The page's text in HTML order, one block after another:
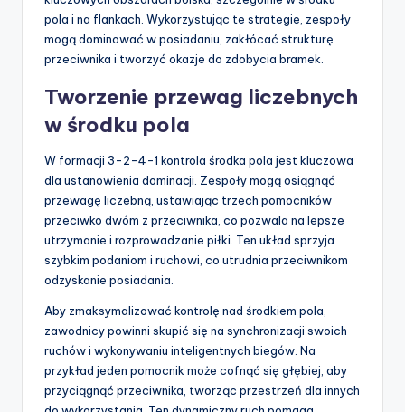
pola i na flankach. Wykorzystując te strategie, zespoły
mogą dominować w posiadaniu, zakłócać strukturę
przeciwnika i tworzyć okazje do zdobycia bramek.
Tworzenie przewag liczebnych
w środku pola
W formacji 3-2-4-1 kontrola środka pola jest kluczowa
dla ustanowienia dominacji. Zespoły mogą osiągnąć
przewagę liczebną, ustawiając trzech pomocników
przeciwko dwóm z przeciwnika, co pozwala na lepsze
utrzymanie i rozprowadzanie piłki. Ten układ sprzyja
szybkim podaniom i ruchowi, co utrudnia przeciwnikom
odzyskanie posiadania.
Aby zmaksymalizować kontrolę nad środkiem pola,
zawodnicy powinni skupić się na synchronizacji swoich
ruchów i wykonywaniu inteligentnych biegów. Na
przykład jeden pomocnik może cofnąć się głębiej, aby
przyciągnąć przeciwnika, tworząc przestrzeń dla innych